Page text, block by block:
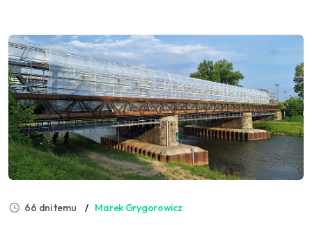
66 dni temu Marek Grygorowicz